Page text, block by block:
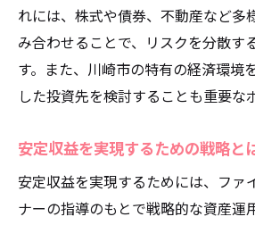
れには、株式や債券、不動産など多
み合わせることで、リスクを分散す
す。また、川崎市の特有の経済環境
した投資先を検討することも重要な
安定収益を実現するための戦略と
安定収益を実現するためには、ファ
ナーの指導のもとで戦略的な資産運